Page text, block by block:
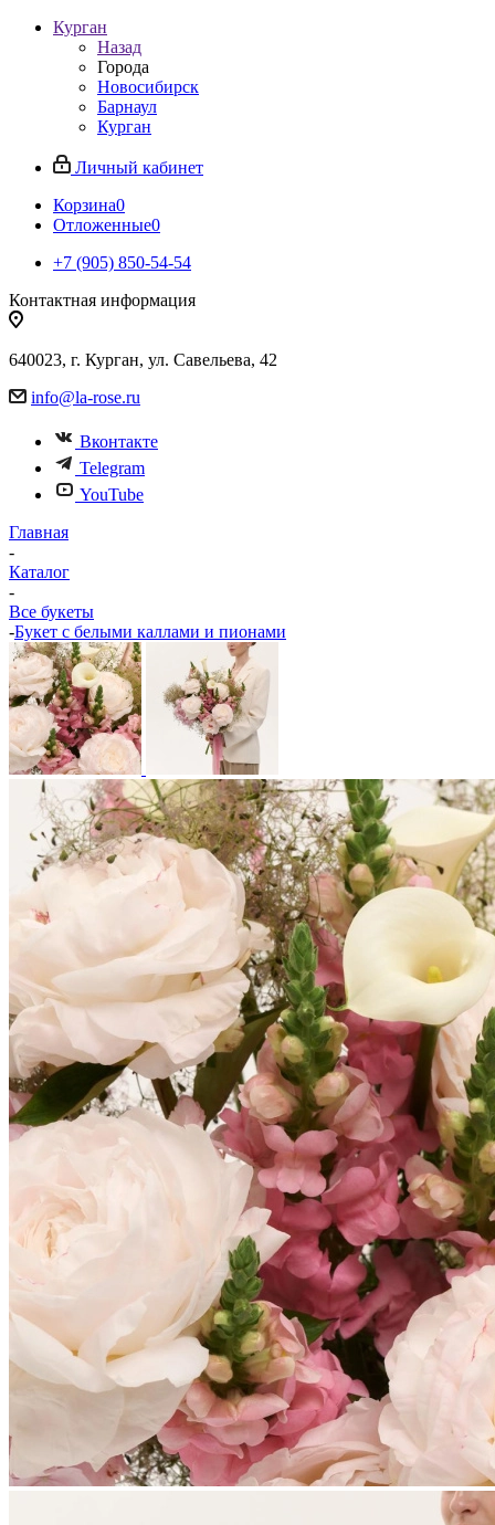
Курган
Назад
Города
Новосибирск
Барнаул
Курган
Личный кабинет
Корзина0
Отложенные0
+7 (905) 850-54-54
Контактная информация
640023, г. Курган, ул. Савельева, 42
info@la-rose.ru
Вконтакте
Telegram
YouTube
Главная
-
Каталог
-
Все букеты
-Букет с белыми каллами и пионами